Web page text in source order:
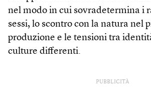
nel modo in cui sovradetermina i
sessi, lo scontro con la natura nel
produzione e le tensioni tra
culture differenti.
PUBBLICITÀ